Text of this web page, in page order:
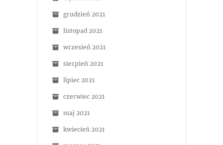
grudzień 2021
listopad 2021
wrzesień 2021
sierpień 2021
lipiec 2021
czerwiec 2021
maj 2021
kwiecień 2021